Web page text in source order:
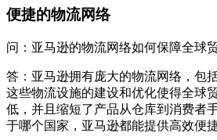
便捷的物流网络
问：亚马逊的物流网络如何保障全球
答：亚马逊拥有庞大的物流网络，包
这些物流设施的建设和优化使得全球
低，并且缩短了产品从仓库到消费者
于哪个国家，亚马逊都能提供高效便